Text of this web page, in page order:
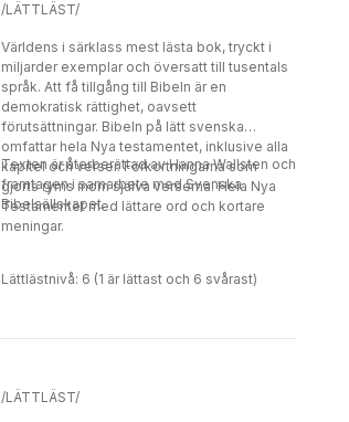
/LÄTTLÄST/
Världens i särklass mest lästa bok, tryckt i
miljarder exemplar och översatt till tusentals
språk. Att få tillgång till Bibeln är en
demokratisk rättighet, oavsett
förutsättningar. Bibeln på lätt svenska
omfattar hela Nya testamentet, inklusive alla
kapitel och verser. Förkortningarna som
gjorts ryms inom själva verserna. Hela Nya
Testamentet med lättare ord och kortare
meningar.
Texten är återberättad av Hanna Wallsten och
framtagen i samarbete med Svenska
Bibelsällskapet.
Lättlästnivå: 6 (1 är lättast och 6 svårast)
/LÄTTLÄST/